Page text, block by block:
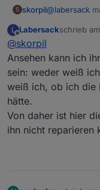
S skorpil@labersack
L
Offline
Labersackschrieb am
zuletzt
@skorpil
Ansehen kann ich
sein: weder weiß
weiß ich, ob ich die
hätte.
Von daher ist hier
ihn nicht reparieren